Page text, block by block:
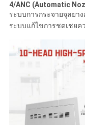
4/ANC (Automatic
ระบบการกระจายจุลยา
ระบบแก้ไขการชดเชย